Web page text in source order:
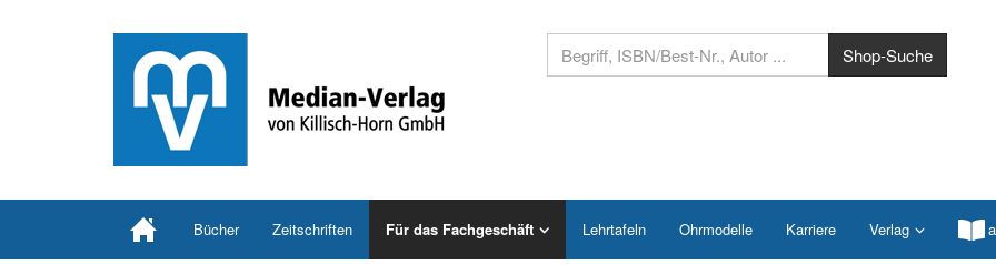
Bücher Zeitschriften Für das Fachgeschäft Lehrtafeln Ohrmodelle Karriere Verlag